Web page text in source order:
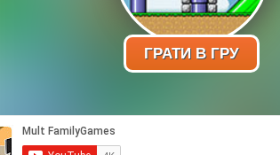
ГРАТИ В ГРУ
в одження легенди: